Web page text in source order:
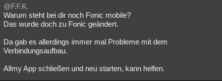
@F.F.K.
Warum steht bei dir noch Fonic mobile?
Das wurde doch zu Fonic geändert.
Da gab es allerdings immer mal Probleme mit dem
Verbindungsaufbau.
Allmy App schließen und neu starten, kann helfen.